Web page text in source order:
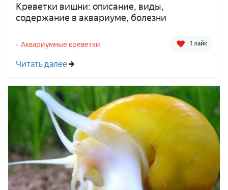
Креветки вишни: описание, виды,
содержание в аквариуме, болезни
Аквариумные креветки 1 лайк
Читать далее